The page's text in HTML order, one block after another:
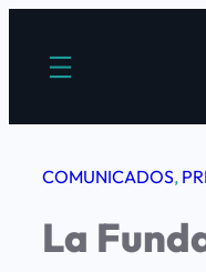
COMUNICADOS,
La